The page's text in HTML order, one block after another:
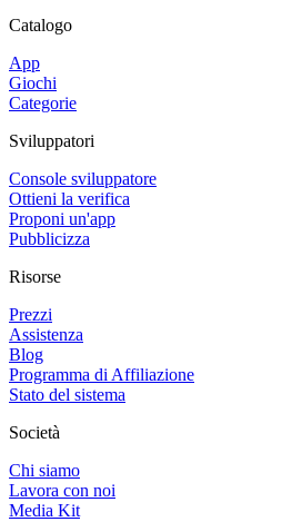
Catalogo
App
Giochi
Categorie
Sviluppatori
Console sviluppatore
Ottieni la verifica
Proponi un'app
Pubblicizza
Risorse
Prezzi
Assistenza
Blog
Programma di Affiliazione
Stato del sistema
Società
Chi siamo
Lavora con noi
Media Kit